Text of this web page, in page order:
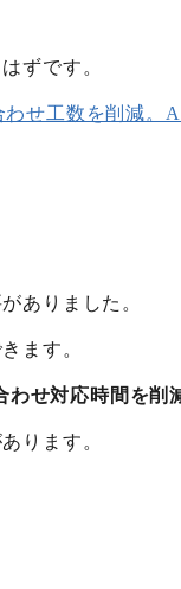
ずです。
せ工数を削減。
ありました。
ます。
わせ対応時間を削
ります。